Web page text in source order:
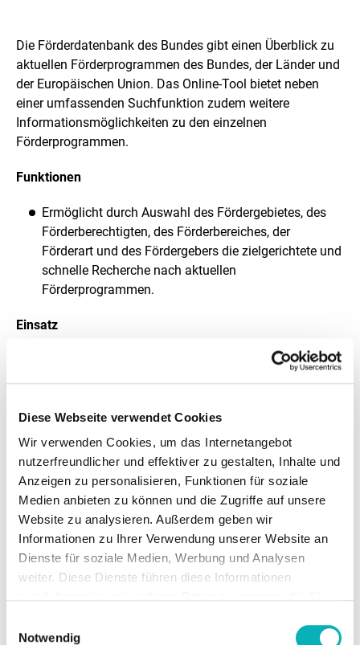
Diese Webseite verwendet Cookies
Wir verwenden Cookies, um das Internetangebot
nutzerfreundlicher und effektiver zu gestalten, Inhalte und
Anzeigen zu personalisieren, Funktionen für soziale
Medien anbieten zu können und die Zugriffe auf unsere
Website zu analysieren. Außerdem geben wir
Informationen zu Ihrer Verwendung unserer Website an
Dienste für soziale Medien, Werbung und Analysen
weiter. Diese Dienste führen diese Informationen
Nutzung der Dienste gesammelt haben.
Notwendig
Die Förderdatenbank des Bundes gibt einen Überblick zu
aktuellen Förderprogrammen des Bundes, der Länder und
der Europäischen Union. Das Online-Tool bietet neben
einer umfassenden Suchfunktion zudem weitere
Informationsmöglichkeiten zu den einzelnen
Förderprogrammen.
Funktionen
Ermöglicht durch Auswahl des Fördergebietes, des
Förderberechtigten, des Förderbereiches, der
Förderart und des Fördergebers die zielgerichtete und
schnelle Recherche nach aktuellen
Förderprogrammen.
Einsatz
TOOLBOX
Förderdatenbank